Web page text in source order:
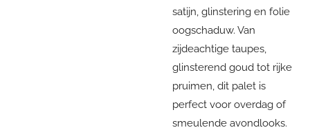
satijn, glinstering en folie
oogschaduw. Van
zijdeachtige taupes,
glinsterend goud tot rijke
pruimen, dit palet is
perfect voor overdag of
smeulende avondlooks.